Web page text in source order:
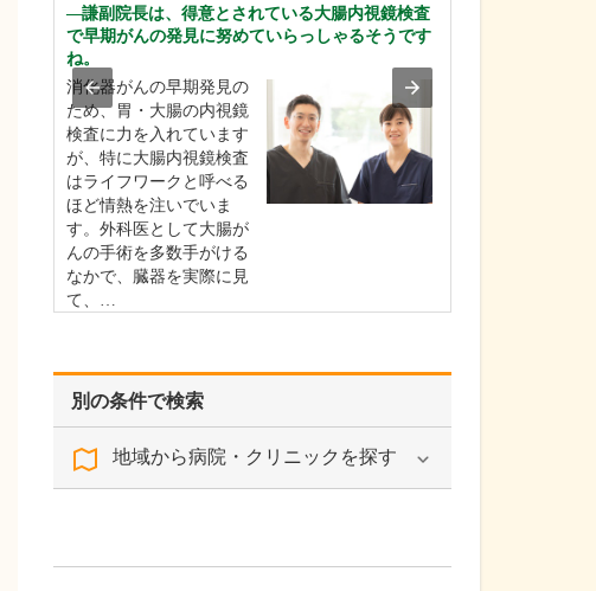
別の条件で検索
地域から病院・クリニックを探す
謙副院長は、得意とされている大腸内視鏡検査
で早期がんの発見に努めていらっしゃるそうです
ね。
消化器がんの早期発見の
ため、胃・大腸の内視鏡
検査に力を入れています
が、特に大腸内視鏡検査
はライフワークと呼べる
ほど情熱を注いでいま
す。外科医として大腸が
んの手術を多数手がける
なかで、臓器を実際に見
て、…